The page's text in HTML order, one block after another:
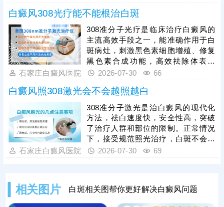
重，照光期间随意暂停、更换方案，
可能会拖慢皮肤着色进度。患者可遵
医嘱对症照光联合药物治疗，双管齐
下，强化疗效，提升祛白速度。
白癜风308光疗能不能根治白斑
308准分子光疗是临床治疗白癜风的
主流高效手段之一，能准确作用于白
斑病灶，刺激黑色素细胞增殖、修复
黑色素合成功能，高效祛除体表白
斑，具备安全性高、针对性强的优
势，适配各类人群及不同部位的白斑
治疗。临床治疗中，308光疗搭配外
用、口服药物辅助治疗，可协同增
效，有效疏通皮肤微循环、强化黑色
素修复效率，大幅加快白斑复色进
程。白癜风属于慢性易复发皮肤病，
光疗见效后不可立即停药停疗，需坚
持足疗程治疗，同时做好巩固治疗，
石家庄白癜风医院 2026-07-30 66
白癜风照308激光会不会越照越白
308准分子激光是治白癜风的现代化
方法，祛白速度快，安全性高，突破
了治疗人群和部位的限制。正常情况
下，接受规范照光治疗，白斑不会越
来越白。如果照光后发现白斑更白
正生效，病情更加严重。可以前往医
院预约专项检查，评估治疗效果，分
石家庄白癜风医院 2026-07-30 69
相关图片 白斑相关图帮你更好解决白癜风问题